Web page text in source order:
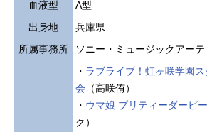
血液型
A型
出身地
兵庫県
所属事務所
ソニー・ミュージックアーテ
・ ラブライブ！虹ヶ咲学園
会 （高咲侑）
・ ウマ娘 プリティーダービー
ク）